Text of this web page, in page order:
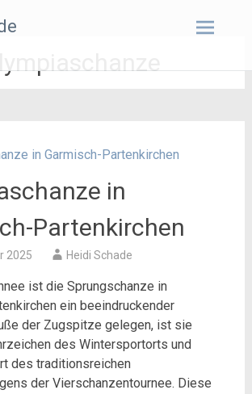
in
Partenkirchen
2025 Heidi Schade
ist die Sprungschanze in
ein beeindruckender
der Zugspitze gelegen, ist sie
des Wintersportorts und
des traditionsreichen
der Vierschanzentournee. Diese